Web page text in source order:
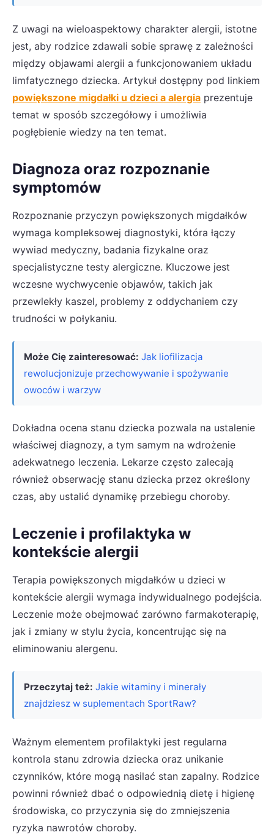
Z uwagi na wieloaspektowy charakter alergii, istotne
jest, aby rodzice zdawali sobie sprawę z zależności
między objawami alergii a funkcjonowaniem układu
limfatycznego dziecka. Artykuł dostępny pod linkiem
powiększone migdałki u dzieci a alergia prezentuje
temat w sposób szczegółowy i umożliwia
pogłębienie wiedzy na ten temat.
Diagnoza oraz rozpoznanie
symptomów
Rozpoznanie przyczyn powiększonych migdałków
wymaga kompleksowej diagnostyki, która łączy
wywiad medyczny, badania fizykalne oraz
specjalistyczne testy alergiczne. Kluczowe jest
wczesne wychwycenie objawów, takich jak
przewlekły kaszel, problemy z oddychaniem czy
trudności w połykaniu.
Może Cię zainteresować: Jak liofilizacja
rewolucjonizuje przechowywanie i spożywanie
owoców i warzyw
Dokładna ocena stanu dziecka pozwala na ustalenie
właściwej diagnozy, a tym samym na wdrożenie
adekwatnego leczenia. Lekarze często zalecają
również obserwację stanu dziecka przez określony
czas, aby ustalić dynamikę przebiegu choroby.
Leczenie i profilaktyka w
kontekście alergii
Terapia powiększonych migdałków u dzieci w
kontekście alergii wymaga indywidualnego podejścia.
Leczenie może obejmować zarówno farmakoterapię,
jak i zmiany w stylu życia, koncentrując się na
eliminowaniu alergenu.
Przeczytaj też: Jakie witaminy i minerały
znajdziesz w suplementach SportRaw?
Ważnym elementem profilaktyki jest regularna
kontrola stanu zdrowia dziecka oraz unikanie
czynników, które mogą nasilać stan zapalny. Rodzice
powinni również dbać o odpowiednią dietę i higienę
środowiska, co przyczynia się do zmniejszenia
ryzyka nawrotów choroby.